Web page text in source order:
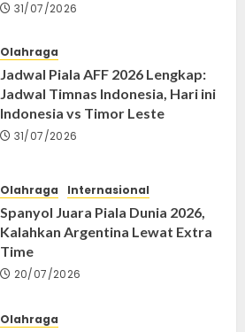
31/07/2026
Olahraga
Jadwal Piala AFF 2026 Lengkap:
Jadwal Timnas Indonesia, Hari ini
Indonesia vs Timor Leste
31/07/2026
Olahraga Internasional
Spanyol Juara Piala Dunia 2026,
Kalahkan Argentina Lewat Extra
Time
20/07/2026
Olahraga